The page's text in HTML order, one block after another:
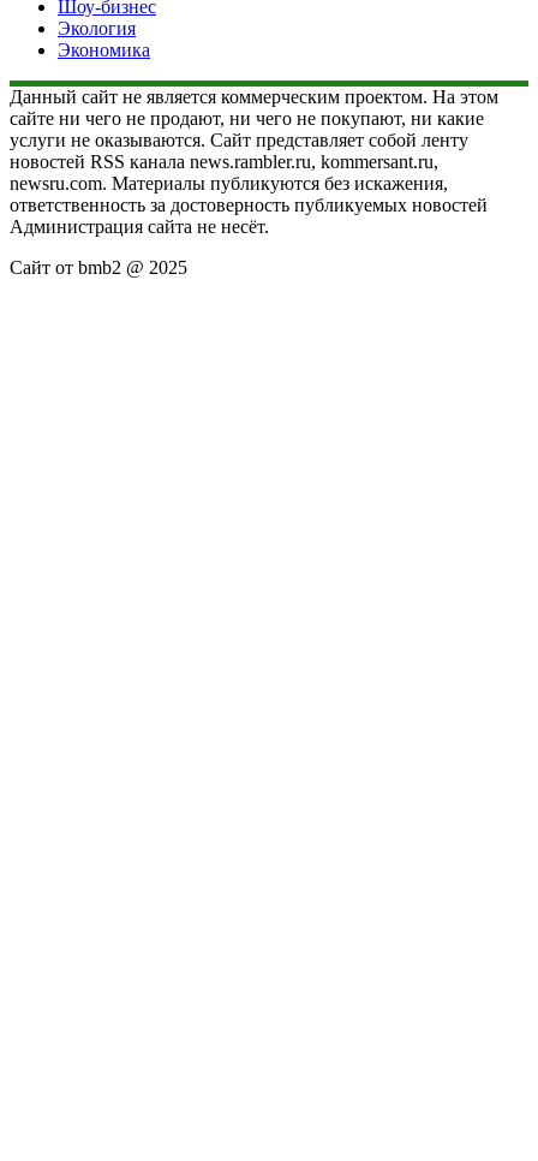
Шоу-бизнес
Экология
Экономика
Данный сайт не является коммерческим проектом. На этом
сайте ни чего не продают, ни чего не покупают, ни какие
услуги не оказываются. Сайт представляет собой ленту
новостей RSS канала news.rambler.ru, kommersant.ru,
newsru.com. Материалы публикуются без искажения,
ответственность за достоверность публикуемых новостей
Администрация сайта не несёт.
Сайт от bmb2 @ 2025